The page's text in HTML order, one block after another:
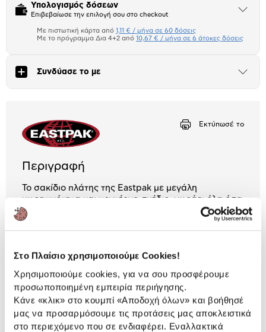
Στο Πλαίσιο χρησιμοποιούμε Cookies!
Χρησιμοποιούμε cookies, για να σου προσφέρουμε
προσωποποιημένη εμπειρία περιήγησης.
Κάνε «κλικ» στο κουμπί «Αποδοχή όλων» και βοήθησέ
μας να προσαρμόσουμε τις προτάσεις μας αποκλειστικά
στο περιεχόμενο που σε ενδιαφέρει. Εναλλακτικά
Υπολογισμός δόσεων
Επιβεβαίωσε την επιλογή σου στο checkout
Άνοιξε
Πιστωτική κάρτα
Με πιστωτική κάρτα από 1,11 € / μήνα σε 60 δόσεις
Με το πρόγραμμα Δια 4+2 από 10,67 € / μήνα σε 6 άτοκες δόσεις
Συνδύασε το με
Άνοιξε
Εκτύπωσέ το
Περιγραφή
Το σακίδιο πλάτης της Eastpak με μεγάλη
χωρητικότητα και μοντέρνο σχέδιο, χωράει όλα όσα
χρειάζεσαι για μια γεμάτη μέρα και σου χαρίζει
έξτρα πόντους στιλ!
30 Έτη εγγύηση Προμηθευτή Πληροφορίες
Χαρακτηριστικά
Αριθμός Θηκών: 2